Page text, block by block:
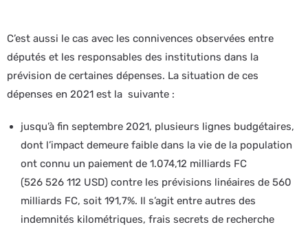
C’est aussi le cas avec les connivences observées entre
députés et les responsables des institutions dans la
prévision de certaines dépenses. La situation de ces
dépenses en 2021 est la suivante :
jusqu’à fin septembre 2021, plusieurs lignes budgétaires,
dont l’impact demeure faible dans la vie de la population
ont connu un paiement de 1.074,12 milliards FC
(526 526 112 USD) contre les prévisions linéaires de 560
milliards FC, soit 191,7%. Il s’agit entre autres des
indemnités kilométriques, frais secrets de recherche